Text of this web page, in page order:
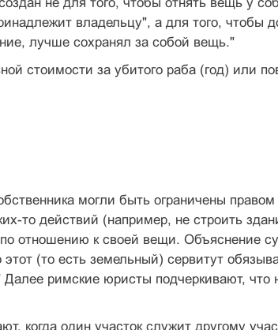
владельцу", а для того, чтобы
лучше сохранял за собой вещь."
стоимости за убитого раба (год) или
могли быть ограничены правом
то действий (например, не строить
отношению к своей вещи. Объяснение
(то есть земельный) сервитут
римские юристы подчеркивают, что
когда один участок служит другому